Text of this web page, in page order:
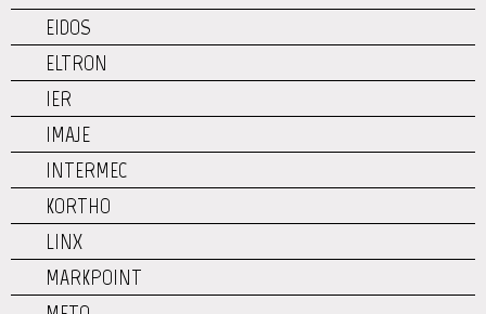
EIDOS
ELTRON
IER
IMAJE
INTERMEC
KORTHO
LINX
MARKPOINT